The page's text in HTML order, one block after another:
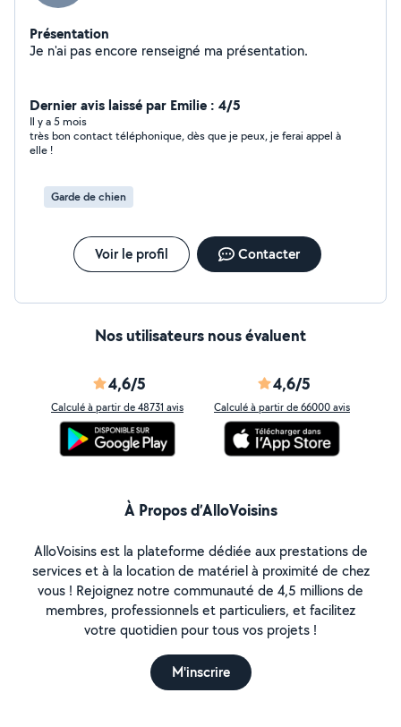
Présentation
Je n'ai pas encore renseigné ma présentation.
Dernier avis laissé par Emilie : 4/5
Il y a 5 mois
très bon contact téléphonique, dès que je peux, je ferai appel à
elle !
Garde de chien
Voir le profil Contacter
Nos utilisateurs nous évaluent
4,6/5
Calculé à partir de 48731 avis
4,6/5
Calculé à partir de 66000 avis
À Propos d’AlloVoisins
AlloVoisins est la plateforme dédiée aux prestations de
services et à la location de matériel à proximité de chez
vous ! Rejoignez notre communauté de 4,5 millions de
membres, professionnels et particuliers, et facilitez
votre quotidien pour tous vos projets !
M'inscrire